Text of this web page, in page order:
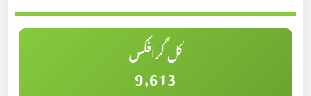
کل گرافکس
9,613